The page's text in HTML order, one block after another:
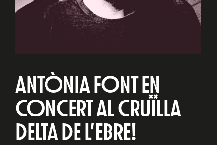
ANTÒNIA FONT EN
CONCERT AL CRUÏLLA
DELTA DE L’EBRE!